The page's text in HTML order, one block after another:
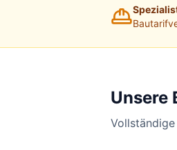
Unsere
Lohnabrechnung Pforzheim
Lohnabrechnung Konstanz
Finanzbuchhaltung Stuttgart
Finanzbuchhaltung Heilbronn
Finanzbuchhaltung Karlsruhe